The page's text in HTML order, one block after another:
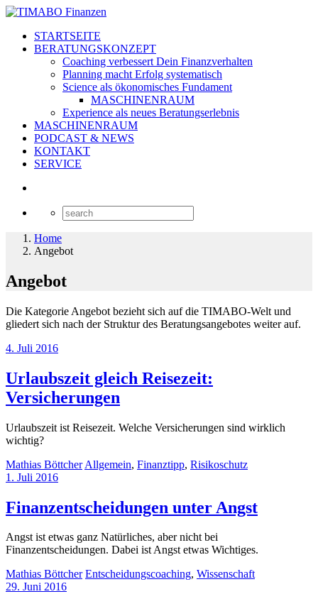
STARTSEITE
BERATUNGSKONZEPT
Coaching verbessert Dein Finanzverhalten
Planning macht Erfolg systematisch
Science als ökonomisches Fundament
MASCHINENRAUM
Experience als neues Beratungserlebnis
MASCHINENRAUM
PODCAST & NEWS
KONTAKT
SERVICE
Home
Angebot
Angebot
Die Kategorie Angebot bezieht sich auf die TIMABO-Welt und
gliedert sich nach der Struktur des Beratungsangebotes weiter auf.
4. Juli 2016
Urlaubszeit gleich Reisezeit:
Versicherungen
Urlaubszeit ist Reisezeit. Welche Versicherungen sind wirklich
wichtig?
Mathias Böttcher Allgemein, Finanztipp, Risikoschutz
1. Juli 2016
Finanzentscheidungen unter Angst
Angst ist etwas ganz Natürliches, aber nicht bei
Finanzentscheidungen. Dabei ist Angst etwas Wichtiges.
Mathias Böttcher Entscheidungscoaching, Wissenschaft
29. Juni 2016